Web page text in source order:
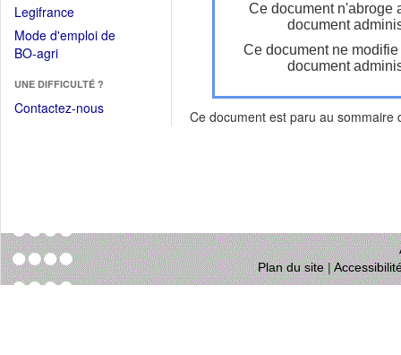
Legifrance(Ouvrir
dans
une
fenêtre)
Mode d'emploi de
BO-agri(Ouvrir
une
nouvelle
UNE DIFFICULTÉ ?
Contactez-nous
Ce document n'abroge
document
Ce document ne
document
Ce document est paru au sommaire
Plan du site|